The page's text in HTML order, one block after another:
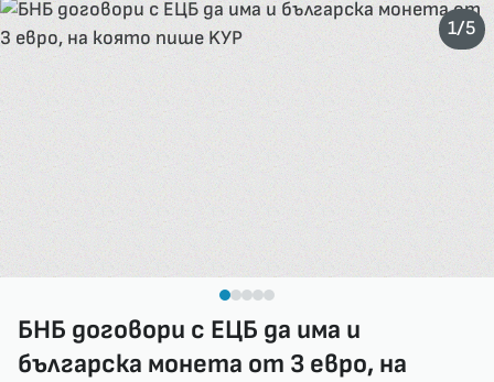
БНБ договори с ЕЦБ да има и
българска монета от 3 евро, на
1/5